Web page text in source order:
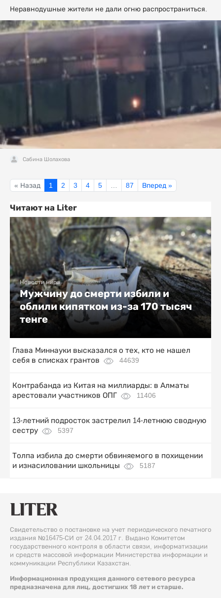
Неравнодушные жители не дали огню распространиться.
Сабина Шолахова
« Назад 1 2 3 4 5 … 87 Вперед »
Читают на Liter
Новости мира
Мужчину до смерти избили и
облили кипятком из-за 170 тысяч
тенге
Глава Миннауки высказался о тех, кто не нашел
себя в списках грантов
44639
Контрабанда из Китая на миллиарды: в Алматы
арестовали участников ОПГ
11406
13-летний подросток застрелил 14-летнюю сводную
сестру
5397
Толпа избила до смерти обвиняемого в похищении
и изнасиловании школьницы
5187
Свидетельство о постановке на учет периодического печатного
издания №16475-СИ от 24.04.2017 г. Выдано Комитетом
государственного контроля в области связи, информатизации
и средств массовой информации Министерства информации и
коммуникации Республики Казахстан.
Информационная продукция данного сетевого ресурса
предназначена для лиц, достигших 18 лет и старше.